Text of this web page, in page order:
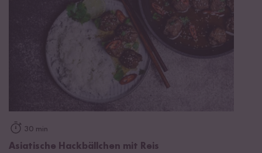
30 min
Asiatische Hackbällchen mit Reis